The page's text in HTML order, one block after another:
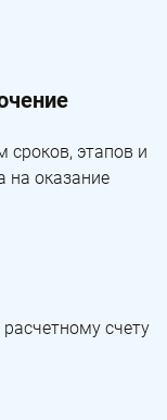
сроков, этапов и
на оказание
счету